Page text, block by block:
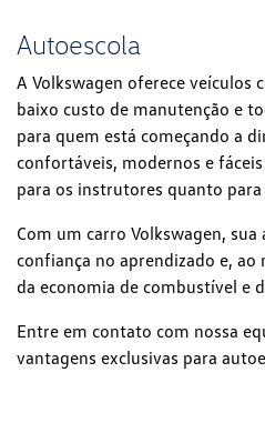
Autoescola
A Volkswagen oferece veículos
baixo custo de manutenção e
para quem está começando a
confortáveis, modernos e
para os instrutores quanto para
Com um carro Volkswagen,
confiança no aprendizado e,
da economia de combustível e
Entre em contato com nossa
vantagens exclusivas para